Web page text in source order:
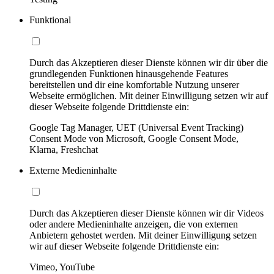
Funktional
Durch das Akzeptieren dieser Dienste können wir dir über die
grundlegenden Funktionen hinausgehende Features
bereitstellen und dir eine komfortable Nutzung unserer
Webseite ermöglichen. Mit deiner Einwilligung setzen wir auf
dieser Webseite folgende Drittdienste ein:
Google Tag Manager, UET (Universal Event Tracking)
Consent Mode von Microsoft, Google Consent Mode,
Klarna, Freshchat
Externe Medieninhalte
Durch das Akzeptieren dieser Dienste können wir dir Videos
oder andere Medieninhalte anzeigen, die von externen
Anbietern gehostet werden. Mit deiner Einwilligung setzen
wir auf dieser Webseite folgende Drittdienste ein:
Vimeo, YouTube